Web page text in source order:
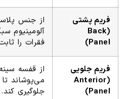
فریم پشتی
(Back
Panel)
از جنس
آلومینیوم
فقرات را
فریم جلویی
(Anterior
Panel)
از قفسه
می‌پوشاند
جلوگیری کند.